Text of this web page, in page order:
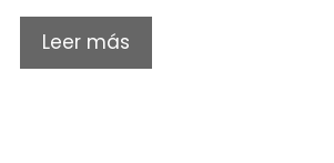
0
u
Leer más